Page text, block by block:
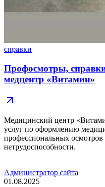
справки
Профосмотры,
медцентр «Витамин»
Медицинский центр
услуг по оформлению
профессиональных осмотров
нетрудоспособности.
Администратор сайта
01.08.2025